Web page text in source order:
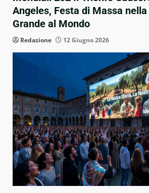
Angeles, Festa di Massa
Grande al Mondo
Redazione 12 Giugno 2026